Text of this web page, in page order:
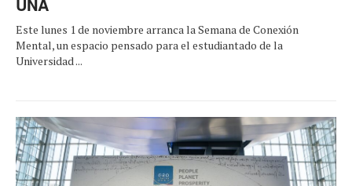
UNA
Este lunes 1 de noviembre arranca la Semana de Conexión
Mental, un espacio pensado para el estudiantado de la
Universidad ...